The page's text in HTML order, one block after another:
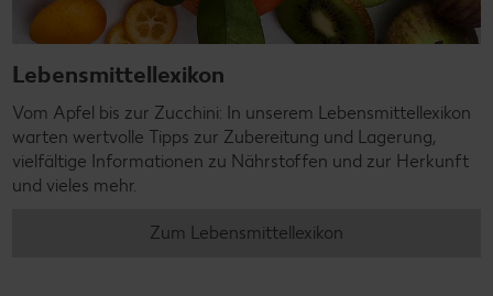
Lebensmittellexikon
Vom Apfel bis zur Zucchini: In unserem Lebensmittellexikon
warten wertvolle Tipps zur Zubereitung und Lagerung,
vielfältige Informationen zu Nährstoffen und zur Herkunft
und vieles mehr.
Zum Lebensmittellexikon